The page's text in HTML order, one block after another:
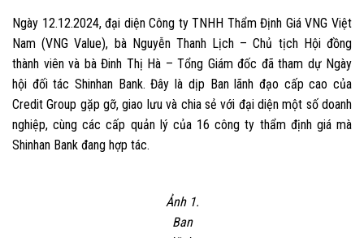
Ngày 12.12.2024, đại diện Công ty TNHH Thẩm Định Giá VNG Việt
Nam (VNG Value), bà Nguyễn Thanh Lịch – Chủ tịch Hội đồng
thành viên và bà Đinh Thị Hà – Tổng Giám đốc đã tham dự Ngày
hội đối tác Shinhan Bank. Đây là dịp Ban lãnh đạo cấp cao của
Credit Group gặp gỡ, giao lưu và chia sẻ với đại diện một số doanh
nghiệp, cùng các cấp quản lý của 16 công ty thẩm định giá mà
Shinhan Bank đang hợp tác.
Ảnh 1.
Ban